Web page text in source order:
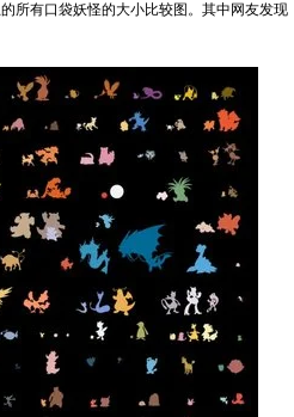
所有口袋妖怪的大小比较图。其中网友发现